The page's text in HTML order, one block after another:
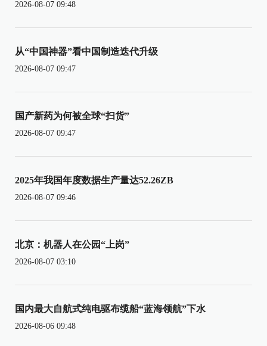
2026-08-07 09:48
从“中国神器”看中国制造迭代升级
2026-08-07 09:47
国产新药为何被全球“扫货”
2026-08-07 09:47
2025年我国年度数据生产量达52.26ZB
2026-08-07 09:46
北京：机器人在公园“上岗”
2026-08-07 03:10
国内最大自航式纯电驱布缆船“蓝海领航”下水
2026-08-06 09:48